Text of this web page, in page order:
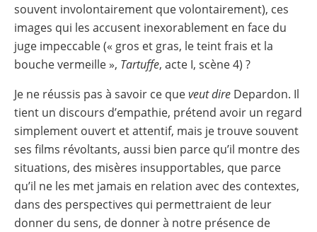
souvent involontairement que volontairement), ces
images qui les accusent inexorablement en face du
juge impeccable (« gros et gras, le teint frais et la
bouche vermeille », Tartuffe, acte I, scène 4) ?
Je ne réussis pas à savoir ce queveut dire Depardon. Il
tient un discours d’empathie, prétend avoir un regard
simplement ouvert et attentif, mais je trouve souvent
ses films révoltants, aussi bien parce qu’il montre des
situations, des misères insupportables, que parce
qu’il ne les met jamais en relation avec des contextes,
dans des perspectives qui permettraient de leur
donner du sens, de donner à notre présence de